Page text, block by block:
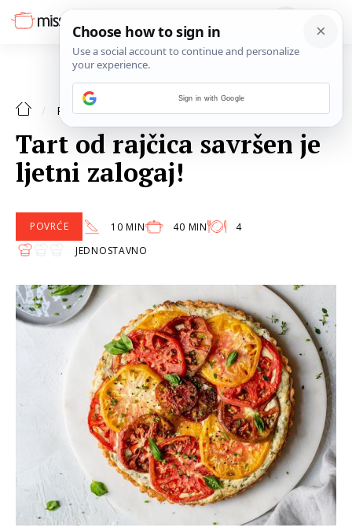
RECEPTI POVRĆE
Tart od rajčica savršen je
ljetni zalogaj!
POVRĆE 10 MIN 40 MIN
4
JEDNOSTAVNO
Sign in with Google